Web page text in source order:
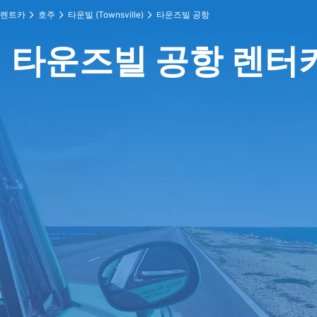
렌트카 호주 타운빌 (Townsville) 타운즈빌 공항
타운즈빌 공항 렌터